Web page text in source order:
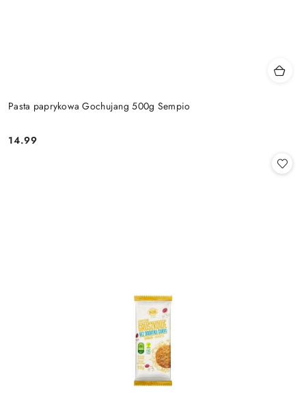
Pasta paprykowa Gochujang 500g Sempio
Cena:
14.99